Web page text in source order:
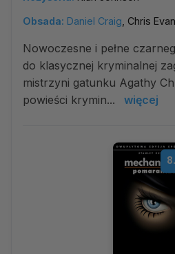
Obsada: Daniel Craig , Chris
Nowoczesne i pełne
do klasycznej kryminalnej
mistrzyni gatunku Agathy
powieści krymin...
więcej